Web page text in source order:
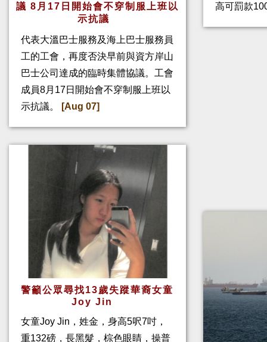
議 8月17日開始會不穿制服上班以
示抗議
代表大溫巴士服務及海上巴士服務員
工的工會，再度否決早前與資方岸山
巴士公司達成的臨時集體協議。工會
成員8月17日開始會不穿制服上班以
示抗議。
[Aug 07]
警籲公眾尋找13歲失蹤華裔女童
Joy Jin
女童Joy Jin，姓金，身高5呎7吋，
重132磅，長黑髮，棕色眼睛，操普
高可罰款